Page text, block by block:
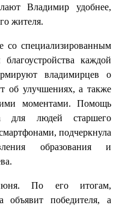
Владимир удобнее,
жителя.
со специализированным
каждой
владимирцев о
об улучшениях, а также
моментами. Помощь
для людей старшего
подчеркнула
образования и
По его итогам,
объявит победителя, а